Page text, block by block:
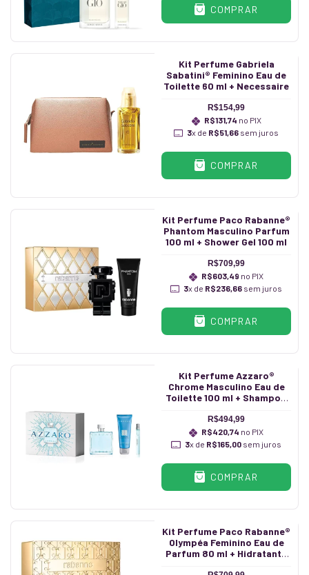
COMPRAR
Kit Perfume Gabriela
Sabatini® Feminino Eau de
Toilette 60 ml + Necessaire
R$154,99
R$131,74 no PIX
3x de R$51,66 sem juros
COMPRAR
Kit Perfume Paco Rabanne®
Phantom Masculino Parfum
100 ml + Shower Gel 100 ml
R$709,99
R$603,49 no PIX
3x de R$236,66 sem juros
COMPRAR
Kit Perfume Azzaro®
Chrome Masculino Eau de
Toilette 100 ml + Shampoo
R$494,99
R$420,74 no PIX
3x de R$165,00sem juros
COMPRAR
Kit Perfume Paco Rabanne®
Olympéa Feminino Eau de
Parfum 80 ml + Hidratante